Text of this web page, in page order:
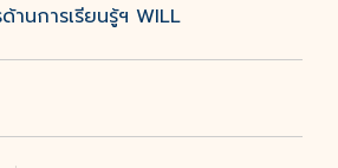
นการเรียนรู้ฯ WILL